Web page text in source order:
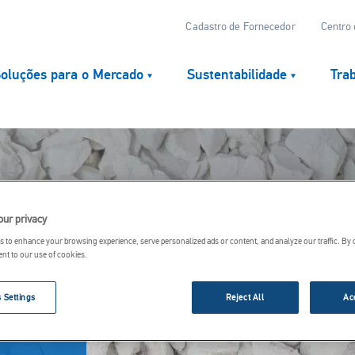
TOP
NAV
Cadastro de Fornecedor Centro
para o Mercado Sustentabilidade
privacy
to enhance your browsing experience, serve personalized ads or content, and analyze our traffic. By
to our use of cookies.
Settings Reject All